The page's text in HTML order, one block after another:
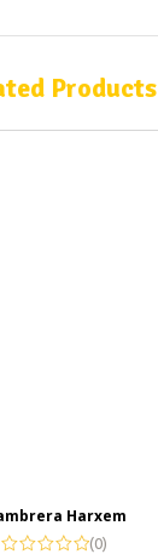
Products
Harxem
(0)